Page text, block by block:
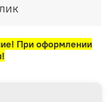
При оформлении